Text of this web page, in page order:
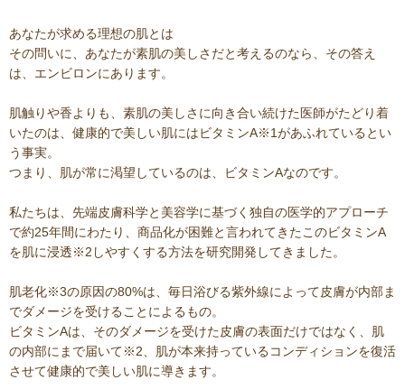
あなたが求める理想の肌とは
その問いに、あなたが素肌の美しさだと考えるのなら、その答え
は、エンビロンにあります。
肌触りや香よりも、素肌の美しさに向き合い続けた医師がたどり着
いたのは、健康的で美しい肌にはビタミンA※1があふれているとい
う事実。
つまり、肌が常に渇望しているのは、ビタミンAなのです。
私たちは、先端皮膚科学と美容学に基づく独自の医学的アプローチ
で約25年間にわたり、商品化が困難と言われてきたこのビタミンA
を肌に浸透※2しやすくする方法を研究開発してきました。
肌老化※3の原因の80%は、毎日浴びる紫外線によって皮膚が内部ま
でダメージを受けることによるもの。
ビタミンAは、そのダメージを受けた皮膚の表面だけではなく、肌
の内部にまで届いて※2、肌が本来持っているコンディションを復活
させて健康的で美しい肌に導きます。